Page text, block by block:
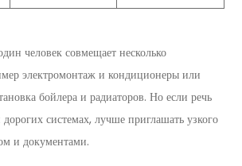
человек совмещает несколько
электромонтаж и кондиционеры или
бойлера и радиаторов. Но если речь
системах, лучше приглашать узкого
и документами.